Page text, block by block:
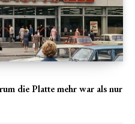
die Platte mehr war als nur